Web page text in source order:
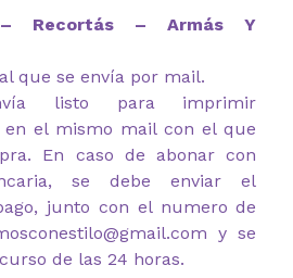
Recortás – Armás Y
que se envía por mail.
listo para imprimir
en el mismo mail con el que
En caso de abonar con
se debe enviar el
junto con el numero de
y se
de las 24 horas.